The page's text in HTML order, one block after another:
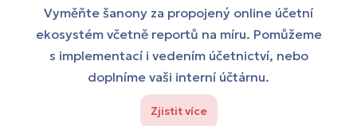
Vyměňte šanony za propojený online účetní
ekosystém včetně reportů na míru. Pomůžeme
s implementací i vedením účetnictví, nebo
doplníme vaši interní účtárnu.
Zjistit více